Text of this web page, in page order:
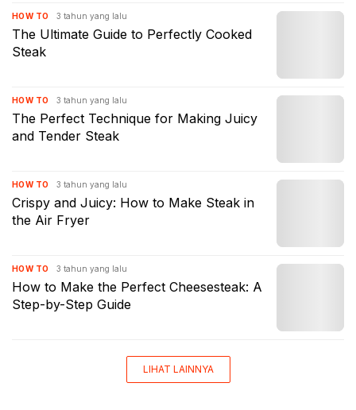
HOW TO 3 tahun yang lalu
The Ultimate Guide to Perfectly Cooked
Steak
HOW TO 3 tahun yang lalu
The Perfect Technique for Making Juicy
and Tender Steak
HOW TO 3 tahun yang lalu
Crispy and Juicy: How to Make Steak in
the Air Fryer
HOW TO 3 tahun yang lalu
How to Make the Perfect Cheesesteak: A
Step-by-Step Guide
LIHAT LAINNYA